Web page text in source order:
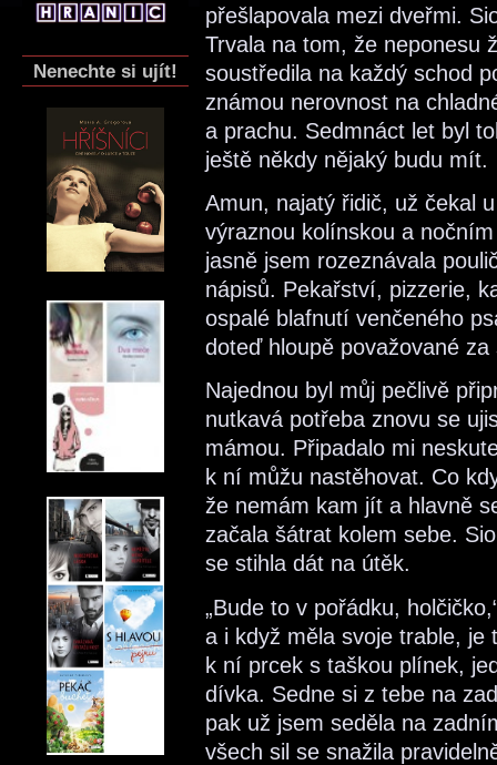
Nenechte si ujít!
přešlapovala mezi dveřmi.
Trvala na tom, že neponesu
soustředila na každý schod
známou nerovnost na
a prachu. Sedmnáct let byl
ještě někdy nějaký budu mít.
Amun, najatý řidič, už čekal
výraznou kolínskou a
jasně jsem rozeznávala
nápisů. Pekařství, pizzerie,
ospalé blafnutí venčeného
doteď hloupě považované
Najednou byl můj pečlivě
nutkavá potřeba znovu se
mámou. Připadalo mi
k ní můžu nastěhovat. Co
že nemám kam jít a hlavně
začala šátrat kolem sebe.
se stihla dát na útěk.
„Bude to v pořádku,
a i když měla svoje trable, je
k ní prcek s taškou plínek,
dívka. Sedne si z tebe na
pak už jsem seděla na
všech sil se snažila